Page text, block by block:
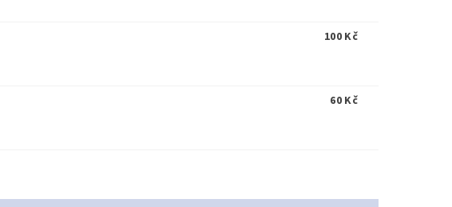
100 Kč
60 Kč